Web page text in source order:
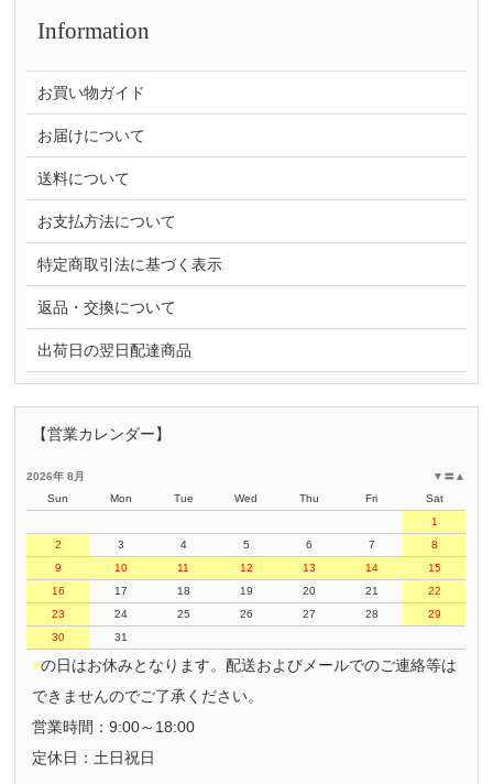
Information
お買い物ガイド
お届けについて
送料について
お支払方法について
特定商取引法に基づく表示
返品・交換について
出荷日の翌日配達商品
【営業カレンダー】
▲
〓
▼
2026年 8月
Sun
Mon Tue Wed Thu Fri
Sat
1
2
3 4 5 6 7
8
9
10 11 12 13 14
15
16
17 18 19 20 21
22
23
24 25 26 27 28
29
30
31
■の日はお休みとなります。配送およびメールでのご連絡等は
できませんのでご了承ください。
営業時間：9:00～18:00
定休日：土日祝日